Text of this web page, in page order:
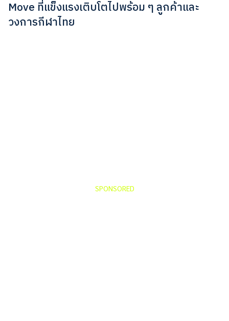
Move ที่แข็งแรงเติบโตไปพร้อม ๆ ลูกค้าและ
วงการกีฬาไทย
SPONSORED